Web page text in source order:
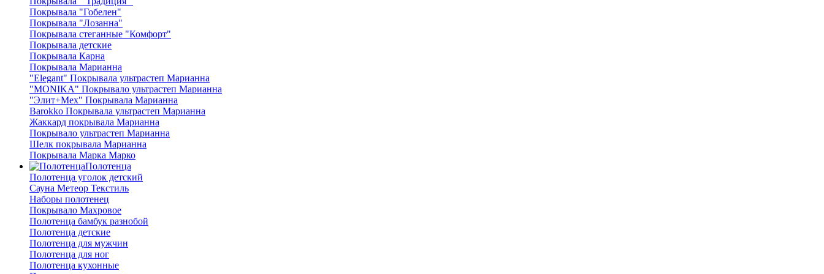
Покрывала "Гобелен"
Покрывала "Лозанна"
Покрывала стеганные "Комфорт"
Покрывала детские
Покрывала Карна
Покрывала Марианна
"Elegant" Покрывала ультрастеп Марианна
"MONIKA" Покрывало ультрастеп Марианна
"Элит+Мех" Покрывала Марианна
Barokko Покрывала ультрастеп Марианна
Жаккард покрывала Марианна
Покрывало ультрастеп Марианна
Шелк покрывала Марианна
Покрывала Марка Марко
Полотенца
Полотенца уголок детский
Сауна Метеор Текстиль
Наборы полотенец
Покрывало Махровое
Полотенца бамбук разнобой
Полотенца детские
Полотенца для мужчин
Полотенца для ног
Полотенца кухонные